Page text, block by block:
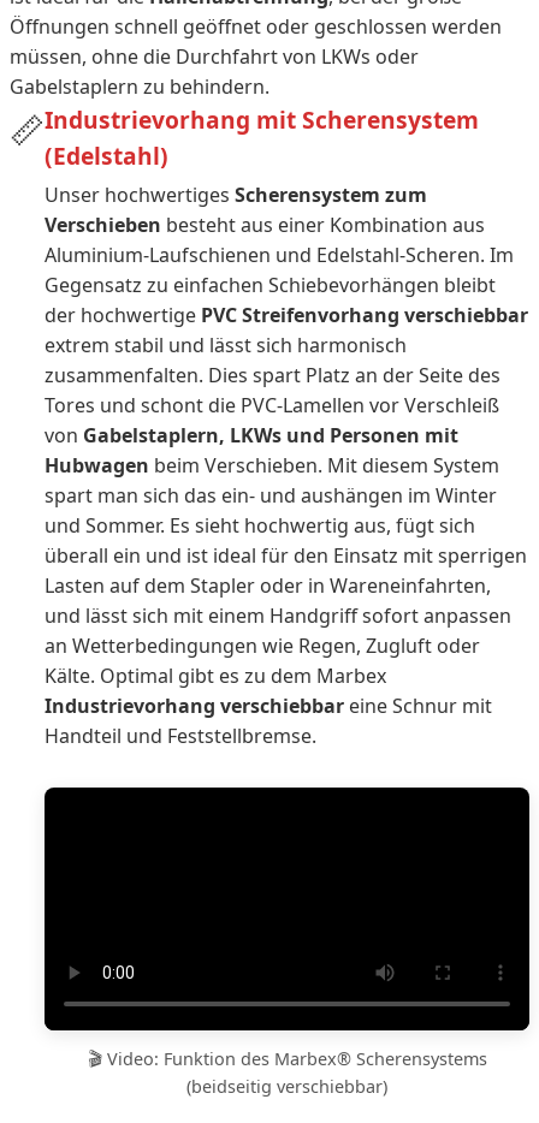
Öffnungen schnell geöffnet oder geschlossen werden
müssen, ohne die Durchfahrt von LKWs oder
Gabelstaplern zu behindern.
📏Industrievorhang mit Scherensystem
(Edelstahl)
Unser hochwertiges Scherensystem zum
Verschieben besteht aus einer Kombination aus
Aluminium-Laufschienen und Edelstahl-Scheren. Im
Gegensatz zu einfachen Schiebevorhängen bleibt
der hochwertige PVC Streifenvorhang verschiebbar
extrem stabil und lässt sich harmonisch
zusammenfalten. Dies spart Platz an der Seite des
Tores und schont die PVC-Lamellen vor Verschleiß
von Gabelstaplern, LKWs und Personen mit
Hubwagen beim Verschieben. Mit diesem System
spart man sich das ein- und aushängen im Winter
und Sommer. Es sieht hochwertig aus, fügt sich
überall ein und ist ideal für den Einsatz mit sperrigen
Lasten auf dem Stapler oder in Wareneinfahrten,
und lässt sich mit einem Handgriff sofort anpassen
an Wetterbedingungen wie Regen, Zugluft oder
Kälte. Optimal gibt es zu dem Marbex
Industrievorhang verschiebbar eine Schnur mit
Handteil und Feststellbremse.
🎬 Video: Funktion des Marbex® Scherensystems
(beidseitig verschiebbar)